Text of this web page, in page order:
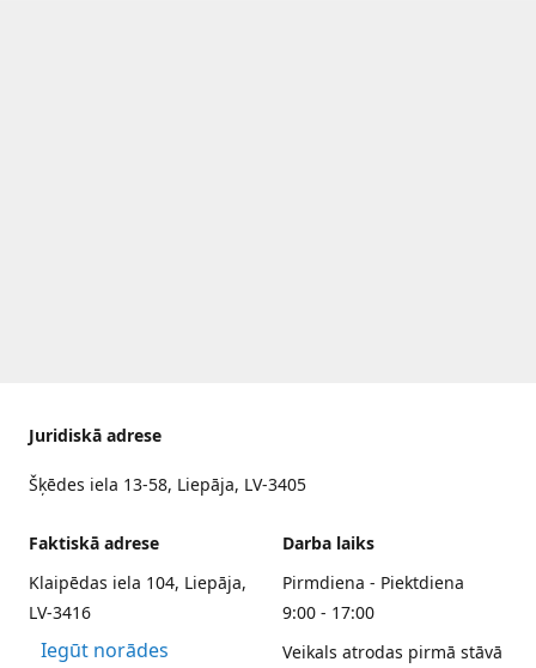
Juridiskā adrese
Šķēdes iela 13-58, Liepāja, LV-3405
Faktiskā adrese
Klaipēdas iela 104, Liepāja,
LV-3416
Iegūt norādes
Darba laiks
Pirmdiena - Piektdiena
9:00 - 17:00
Veikals atrodas pirmā stāvā